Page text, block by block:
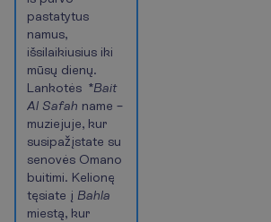
pastatytus
namus,
išsilaikiusius iki
mūsų dienų.
Lankotės *Bait
Al Safah name –
muziejuje, kur
susipažįstate su
senovės Omano
buitimi. Kelionę
tęsiate į Bahla
miestą, kur